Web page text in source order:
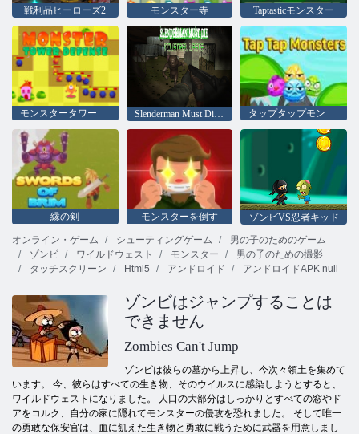
戦利品ヒーローズ2 モンスター寺 Taptasticモンスター
モンスタータワーディフェンス Slenderman Must Die：産業廃棄物 タップタップモンスター
縁の剣 モンスターを倒す
ゾンビVS忍者キッド
オンライン・ゲーム
シューティングゲーム
男の子のためのゲーム
ゾンビ
ワイルドウェスト モンスター
男の子のための撮影
タッチスクリーン
Html5 アンドロイド アンドロイドAPK null
ゾンビはジャンプすることは
できません
Zombies Can't Jump
ゾンビは彼らの墓から上昇し、今次々領土を集めて
います。 今、彼らはすべての生き物、そのウイルスに感染しようとすると、
ワイルドウェストになりました。 人口の大部分はしっかりとすべての窓やド
アをコルク、自分の家に隠れてモンスターの侵攻を恐れました。 そして唯一
の勇敢な保安官は、血に飢えた生き物と勇敢に戦うために武器を用意しまし